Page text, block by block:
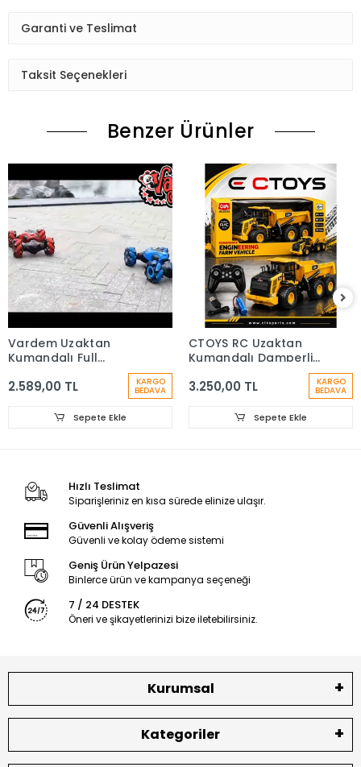
Garanti ve Teslimat
Taksit Seçenekleri
Benzer Ürünler
Vardem Uzaktan
Kumandalı Full
Akrobat Araba
2.589,00 TL KARGO
BEDAVA
Sepete Ekle
CTOYS RC Uzaktan
Kumandalı Damperli
3.250,00 TL KARGO
BEDAVA
Sepete Ekle
Hızlı Teslimat
Siparişleriniz en kısa sürede elinize ulaşır.
Güvenli Alışveriş
Güvenli ve kolay ödeme sistemi
Geniş Ürün Yelpazesi
Binlerce ürün ve kampanya seçeneği
7 / 24 DESTEK
Öneri ve şikayetlerinizi bize iletebilirsiniz.
Kurumsal
Kategoriler